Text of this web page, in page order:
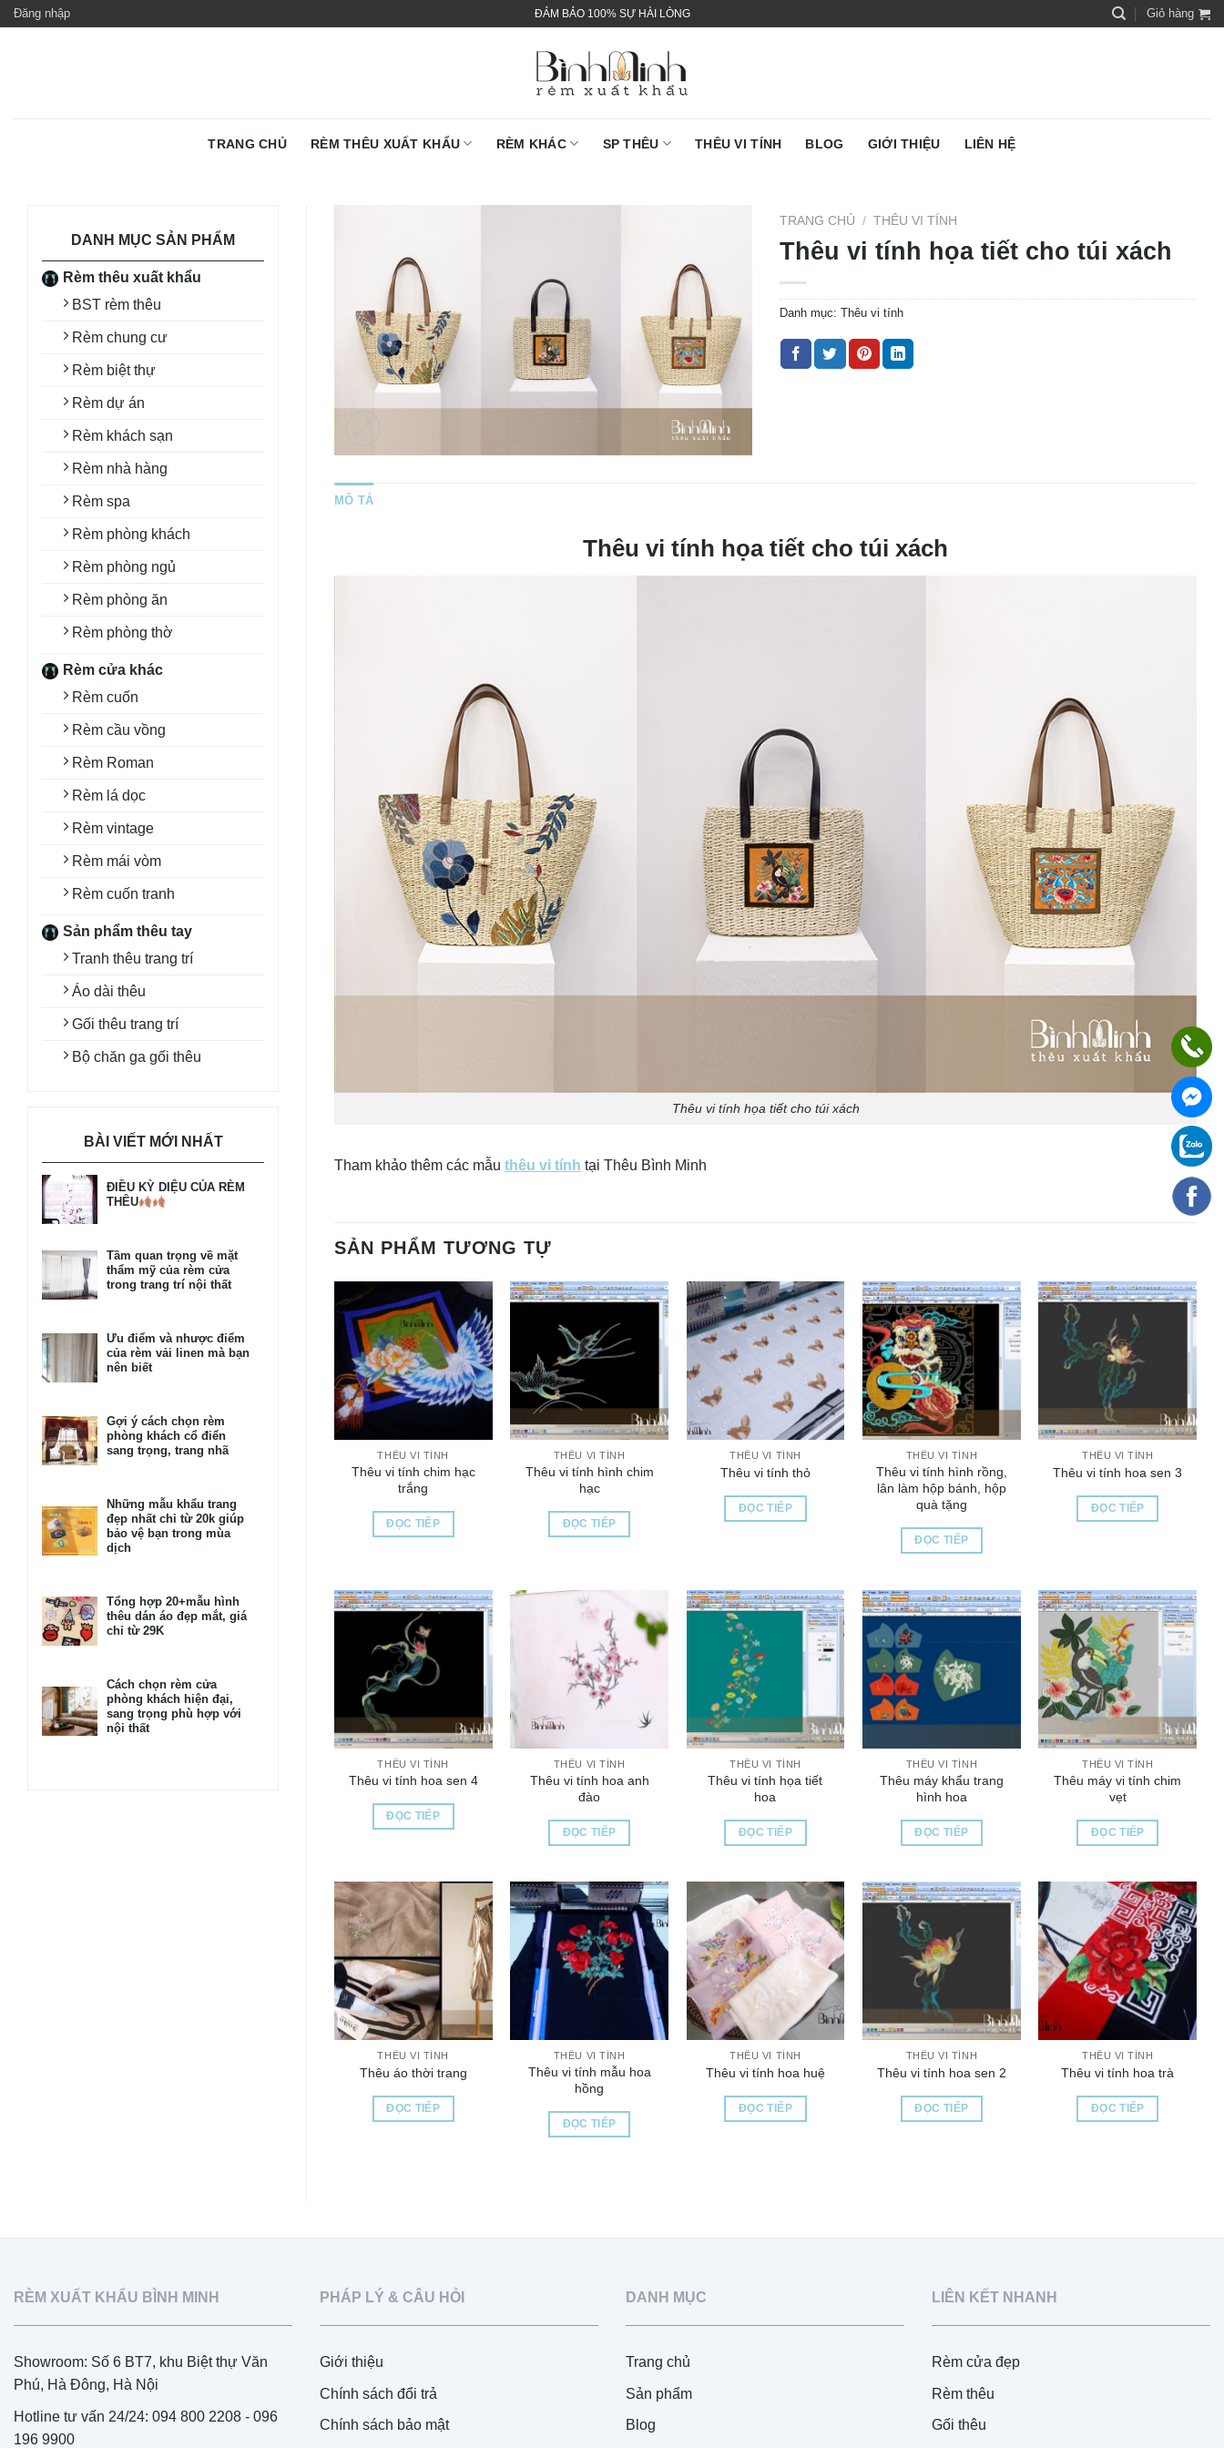
SkipĐăng nhập ĐẢM BẢO 100% SỰ HÀI LÒNG Giỏ hàng
TRANG CHỦ RÈM THÊU XUẤT KHẨU RÈM KHÁC SP THÊU THÊU VI TÍNH BLOG GIỚI THIỆU LIÊN HỆ
DANH MỤC SẢN PHẨM
Rèm thêu xuất khẩu
BST rèm thêu
Rèm chung cư
Rèm biệt thự
Rèm dự án
Rèm khách sạn
Rèm nhà hàng
Rèm spa
Rèm phòng khách
Rèm phòng ngủ
Rèm phòng ăn
Rèm phòng thờ
Rèm cửa khác
Rèm cuốn
Rèm cầu vồng
Rèm Roman
Rèm lá dọc
Rèm vintage
Rèm mái vòm
Rèm cuốn tranh
Sản phẩm thêu tay
Tranh thêu trang trí
Áo dài thêu
Gối thêu trang trí
Bộ chăn ga gối thêu
BÀI VIẾT MỚI NHẤT
ĐIỀU KỲ DIỆU CỦA RÈM
THÊU
Tầm quan trọng về mặt
thẩm mỹ của rèm cửa
trong trang trí nội thất
Ưu điểm và nhược điểm
của rèm vải linen mà bạn
nên biết
Gợi ý cách chọn rèm
phòng khách cổ điển
sang trọng, trang nhã
Những mẫu khẩu trang
đẹp nhất chỉ từ 20k giúp
bảo vệ bạn trong mùa
dịch
Tổng hợp 20+mẫu hình
thêu dán áo đẹp mắt, giá
chỉ từ 29K
Cách chọn rèm cửa
phòng khách hiện đại,
sang trọng phù hợp với
nội thất
TRANG CHỦ / THÊU VI TÍNH
Thêu vi tính họa tiết cho túi xách
Danh mục: Thêu vi tính
MÔ TẢ
Thêu vi tính họa tiết cho túi xách
Thêu vi tính họa tiết cho túi xách
Tham khảo thêm các mẫu thêu vi tính tại Thêu Bình Minh
SẢN PHẨM TƯƠNG TỰ
THÊU VI TÍNH
Thêu vi tính chim hạc
trắng
ĐỌC TIẾP
THÊU VI TÍNH
Thêu vi tính hình chim
hạc
ĐỌC TIẾP
THÊU VI TÍNH
Thêu vi tính thỏ
ĐỌC TIẾP
THÊU VI TÍNH
Thêu vi tính hình rồng,
lân làm hộp bánh, hộp
quà tặng
ĐỌC TIẾP
THÊU VI TÍNH
Thêu vi tính hoa sen 3
ĐỌC TIẾP
THÊU VI TÍNH
Thêu vi tính hoa sen 4
ĐỌC TIẾP
THÊU VI TÍNH
Thêu vi tính hoa anh
đào
ĐỌC TIẾP
THÊU VI TÍNH
Thêu vi tính họa tiết
hoa
ĐỌC TIẾP
THÊU VI TÍNH
Thêu máy khẩu trang
hình hoa
ĐỌC TIẾP
THÊU VI TÍNH
Thêu máy vi tính chim
vẹt
ĐỌC TIẾP
THÊU VI TÍNH
Thêu áo thời trang
ĐỌC TIẾP
THÊU VI TÍNH
Thêu vi tính mẫu hoa
hồng
ĐỌC TIẾP
THÊU VI TÍNH
Thêu vi tính hoa huệ
ĐỌC TIẾP
THÊU VI TÍNH
Thêu vi tính hoa sen 2
ĐỌC TIẾP
THÊU VI TÍNH
Thêu vi tính hoa trà
ĐỌC TIẾP
RÈM XUẤT KHẨU BÌNH MINH
Showroom: Số 6 BT7, khu Biệt thự Văn
Phú, Hà Đông, Hà Nội
Hotline tư vấn 24/24: 094 800 2208 - 096
196 9900
PHÁP LÝ & CÂU HỎI
Giới thiệu
Chính sách đổi trả
Chính sách bảo mật
DANH MỤC
Trang chủ
Sản phẩm
Blog
LIÊN KẾT NHANH
Rèm cửa đẹp
Rèm thêu
Gối thêu